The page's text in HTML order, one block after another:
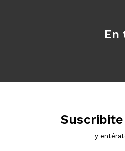
En
y